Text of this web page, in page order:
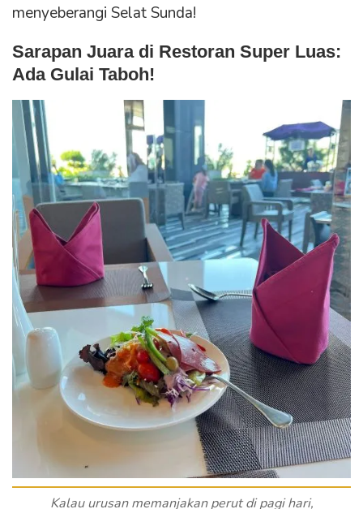
menyeberangi Selat Sunda!
Sarapan Juara di Restoran Super Luas:
Ada Gulai Taboh!
Kalau urusan memanjakan perut di pagi hari,